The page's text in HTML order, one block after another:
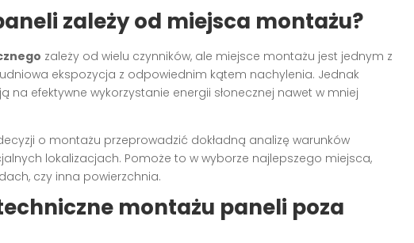
zależy od miejsca montażu?
zależy od wielu czynników, ale miejsce montażu jest jednym z
ekspozycja z odpowiednim kątem nachylenia. Jednak
efektywne wykorzystanie energii słonecznej nawet w mniej
o montażu przeprowadzić dokładną analizę warunków
lokalizacjach. Pomoże to w wyborze najlepszego miejsca,
czy inna powierzchnia.
montażu paneli poza